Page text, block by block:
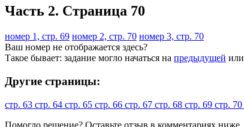
Часть 2. Cтраница 70
номер 1, стр. 69 номер 2, стр. 70 номер 3, стр. 70
Ваш номер не отображается здесь?
Такое бывает: задание могло начаться на предыдущей или
Другие страницы:
стр. 63 стр. 64 стр. 65 стр. 66 стр. 67 стр. 68 стр. 69 стр. 70
Помогло решение? Оставьте отзыв в комментариях ниже.